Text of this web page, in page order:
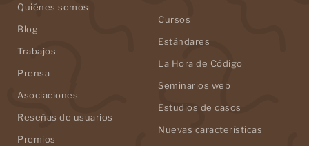
Quiénes somos
Blog
Trabajos
Prensa
Asociaciones
Reseñas de usuarios
Premios
Cursos
Estándares
La Hora de Código
Seminarios web
Estudios de casos
Nuevas características